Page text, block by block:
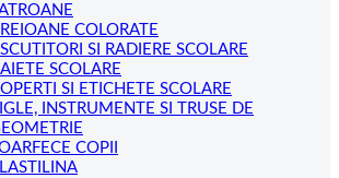
COLORATE
SI RADIERE SCOLARE
SCOLARE
SI ETICHETE SCOLARE
INSTRUMENTE SI TRUSE DE
COPII